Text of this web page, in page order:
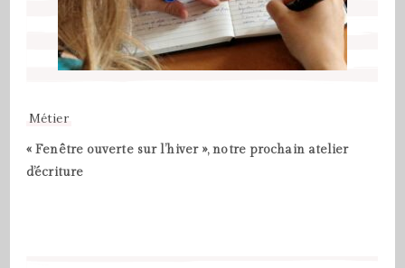
Métier
« Fenêtre ouverte sur l’hiver », notre prochain atelier
d’écriture